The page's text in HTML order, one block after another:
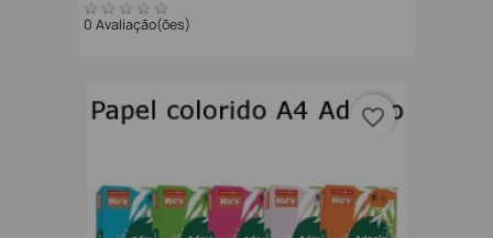
0 Avaliação(ões)
favorite_border